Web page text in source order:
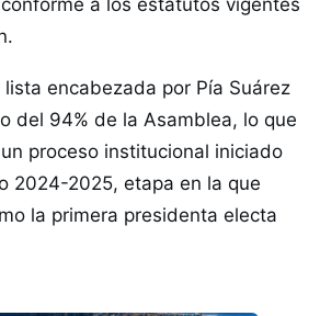
a los estatutos vigentes
encabezada por Pía Suárez
del 94% de la Asamblea, lo que
proceso institucional iniciado
2024-2025, etapa en la que
la primera presidenta electa